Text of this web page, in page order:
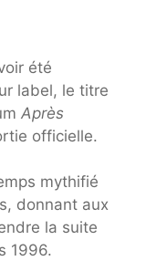
été
label, le titre
Après
officielle.
mythifié
donnant aux
la suite
1996.